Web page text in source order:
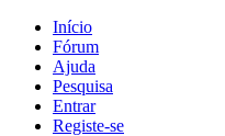
Início
Fórum
Ajuda
Pesquisa
Entrar
Registe-se